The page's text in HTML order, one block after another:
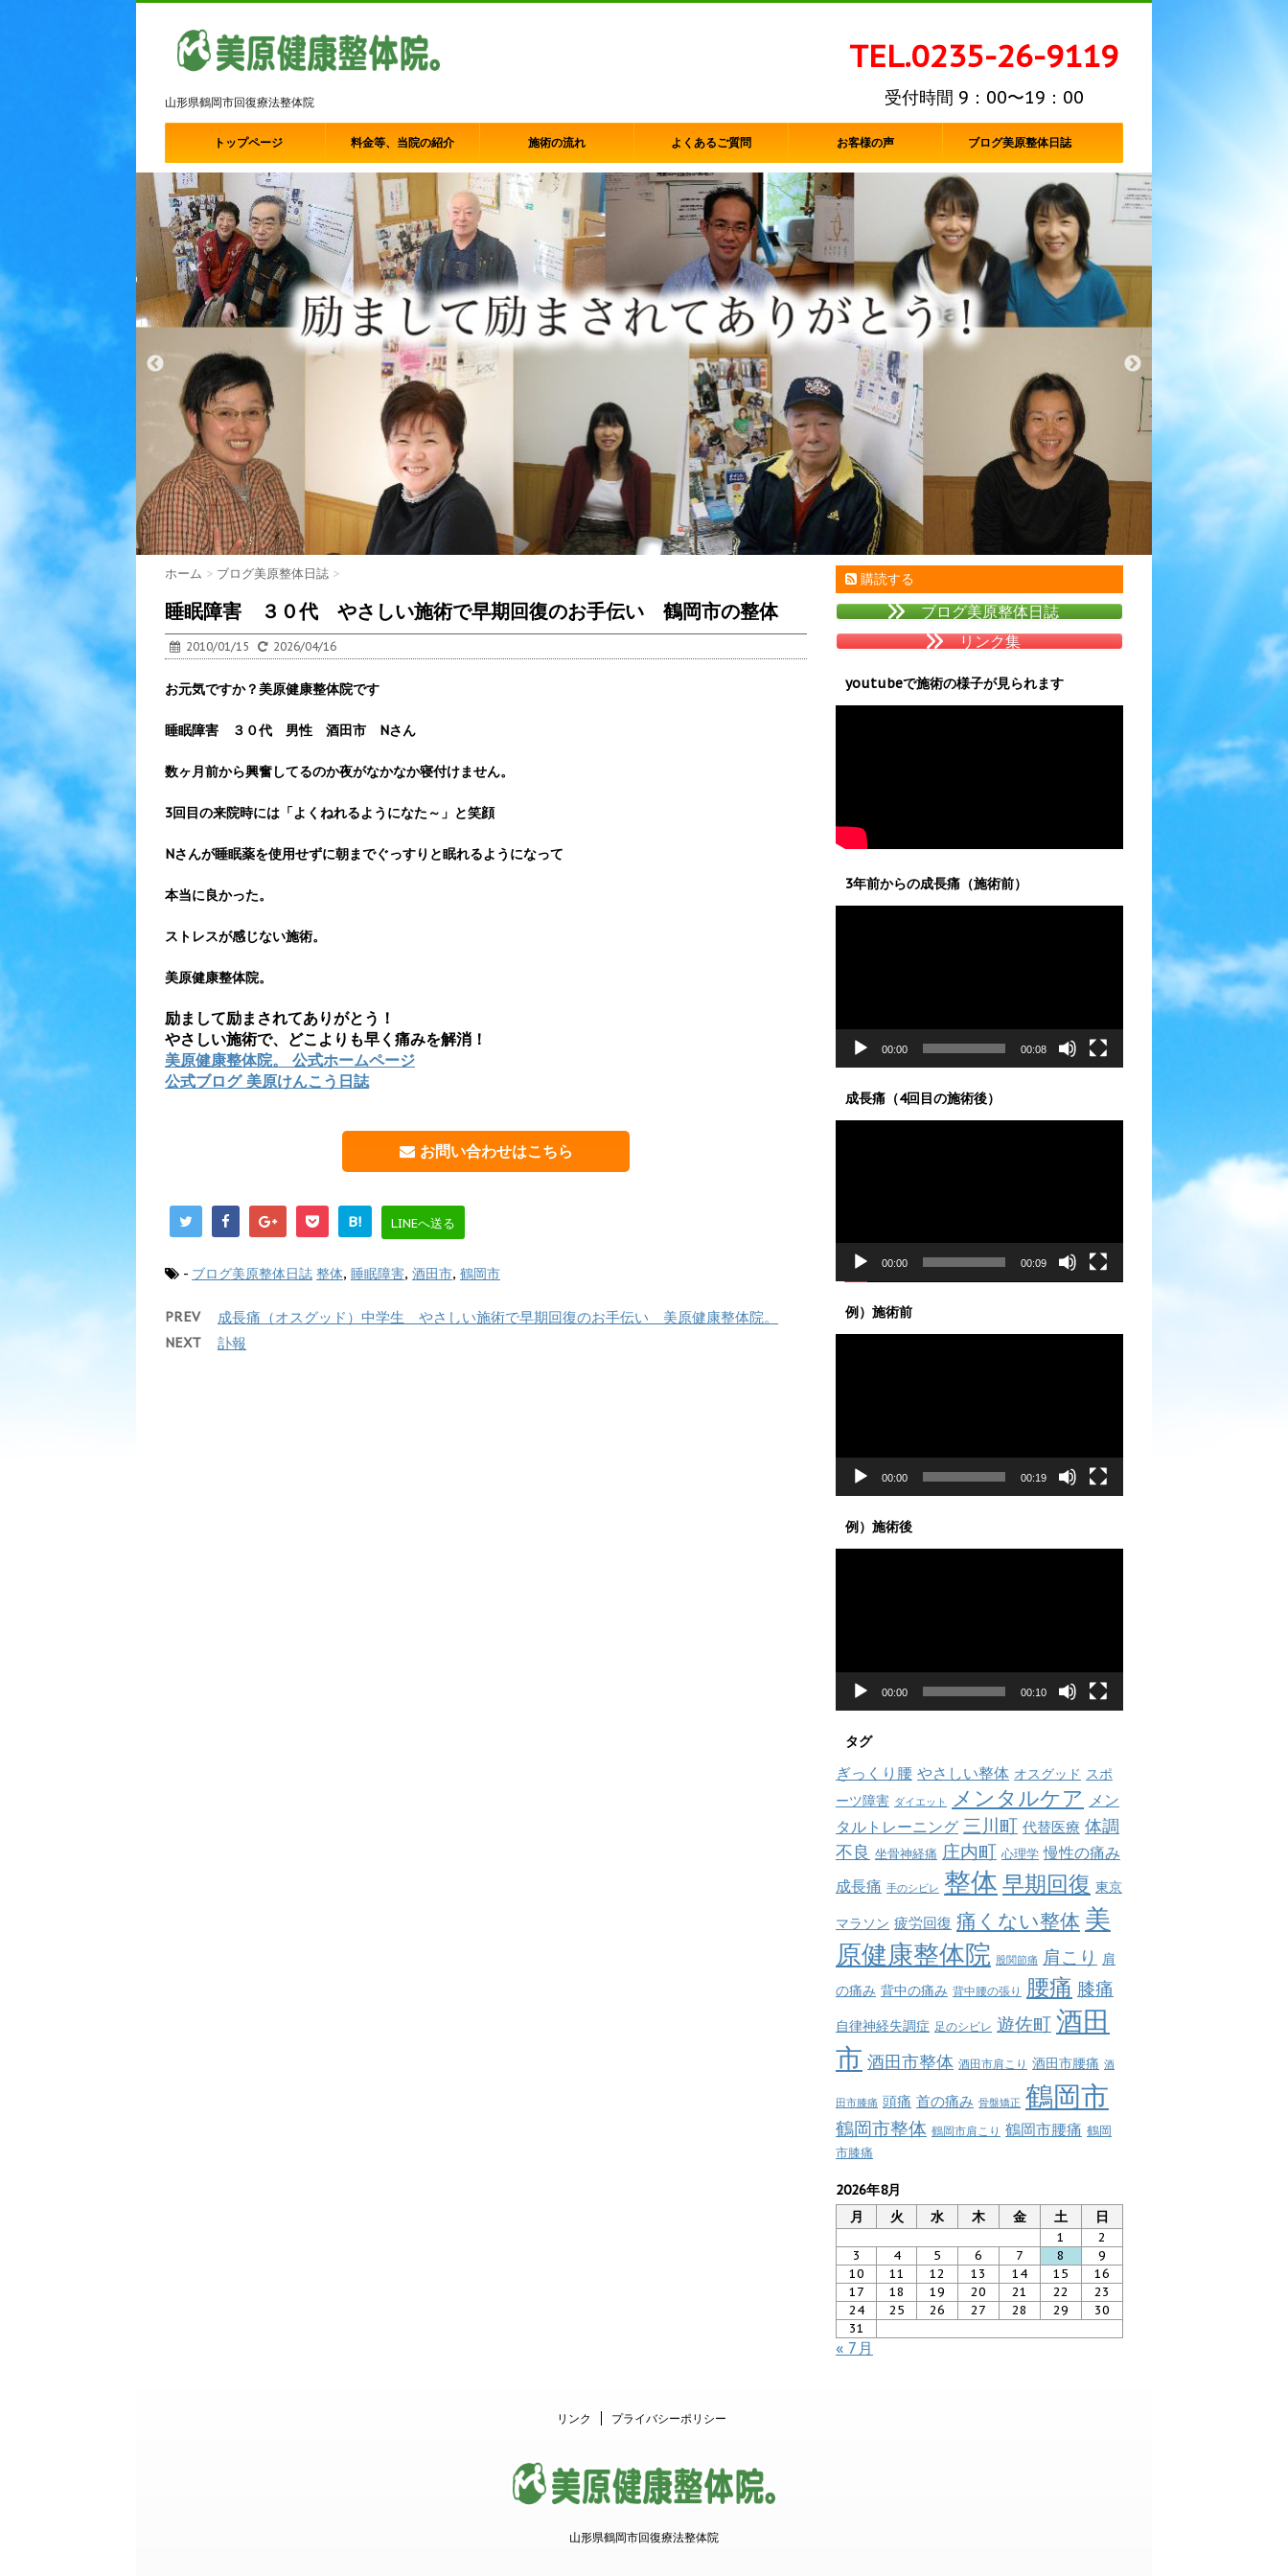
山形県鶴岡市回復療法整体院
TEL.0235-26-9119
受付時間 9：00〜19：00
トップページ 料金等、当院の紹介 施術の流れ よくあるご質問 お客様の声 ブログ美原整体日誌
ホーム > ブログ美原整体日誌 >
睡眠障害 ３０代 やさしい施術で早期回復のお手伝い 鶴岡市の整体
2010/01/15 2026/04/16
お元気ですか？美原健康整体院です
睡眠障害 ３０代 男性 酒田市 Nさん
数ヶ月前から興奮してるのか夜がなかなか寝付けません。
3回目の来院時には「よくねれるようになた～」と笑顔
Nさんが睡眠薬を使用せずに朝までぐっすりと眠れるようになって
本当に良かった。
ストレスが感じない施術。
美原健康整体院。
励まして励まされてありがとう！
やさしい施術で、どこよりも早く痛みを解消！
美原健康整体院。 公式ホームページ
公式ブログ 美原けんこう日誌
お問い合わせはこちら
B! LINEへ送る
- ブログ美原整体日誌 整体, 睡眠障害, 酒田市, 鶴岡市
PREV 成長痛（オスグッド）中学生 やさしい施術で早期回復のお手伝い 美原健康整体院。
NEXT 訃報
購読する
ブログ美原整体日誌
リンク集
youtubeで施術の様子が見られます
3年前からの成長痛（施術前）
00:00 00:08
成長痛（4回目の施術後）
00:00 00:09
例）施術前
00:00 00:19
例）施術後
00:00 00:10
タグ
ぎっくり腰 やさしい整体 オスグッド スポ
ーツ障害 ダイエット メンタルケア メン
タルトレーニング 三川町 代替医療 体調
不良 坐骨神経痛 庄内町 心理学 慢性の痛み
成長痛 手のシビレ 整体 早期回復 東京
マラソン 疲労回復 痛くない整体 美
原健康整体院 股関節痛 肩こり 肩
の痛み 背中の痛み 背中腰の張り 腰痛 膝痛
自律神経失調症 足のシビレ 遊佐町 酒田
市 酒田市整体 酒田市肩こり 酒田市腰痛 酒
田市膝痛 頭痛 首の痛み 骨盤矯正 鶴岡市
鶴岡市整体 鶴岡市肩こり 鶴岡市腰痛 鶴岡
市膝痛
2026年8月
月
火 水 木 金 土 日
1
2
3
4 5 6 7 8
9
10
11 12 13 14 15
16
17
18 19 20 21 22
23
24
25 26 27 28 29
30
31
« 7月
リンク プライバシーポリシー
山形県鶴岡市回復療法整体院